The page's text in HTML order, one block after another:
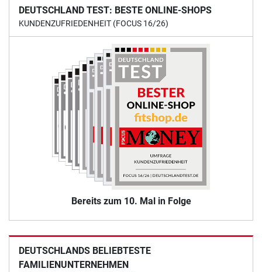
DEUTSCHLAND TEST: BESTE ONLINE-SHOPS
KUNDENZUFRIEDENHEIT (FOCUS 16/26)
Bereits zum 10. Mal in Folge
DEUTSCHLANDS BELIEBTESTE
FAMILIENUNTERNEHMEN